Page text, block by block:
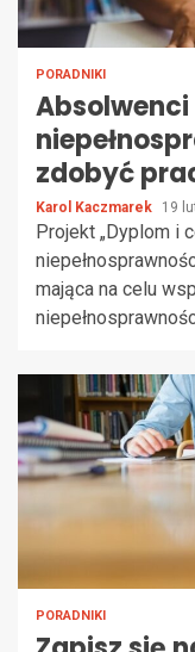
PORADNIKI
Absolwenci
zdobyć
Karol Kaczmarek 19
Projekt „Dyplom i
mająca na celu
PORADNIKI